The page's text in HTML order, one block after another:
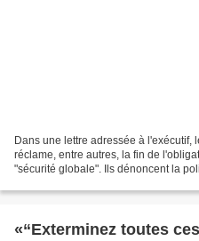
Dans une lettre adressée à l'exécutif,
réclame, entre autres, la fin de
"sécurité globale". Ils dénoncent la
«“Exterminez toutes